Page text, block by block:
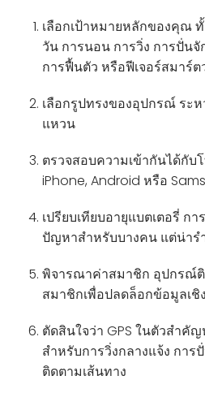
เลือกเป้าหมายหลักของคุณ
วัน การนอน การวิ่ง การปั่น
การฟื้นตัว หรือฟีเจอร์สมาร์
เลือกรูปทรงของอุปกรณ์ ระ
แหวน
ตรวจสอบความเข้ากันได้กับ
iPhone, Android หรือ
เปรียบเทียบอายุแบตเตอรี่ ก
ปัญหาสำหรับบางคน แต่น่า
พิจารณาค่าสมาชิก อุปกรณ์ติ
สมาชิกเพื่อปลดล็อกข้อมูลเชิ
ตัดสินใจว่า GPS ในตัวสำคัญ
สำหรับการวิ่งกลางแจ้ง การ
ติดตามเส้นทาง